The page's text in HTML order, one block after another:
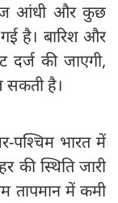
आंधी और कुछ
है। बारिश और
की जाएगी,
सकती है।
पश्चिम भारत में
स्थिति जारी
तापमान में कमी